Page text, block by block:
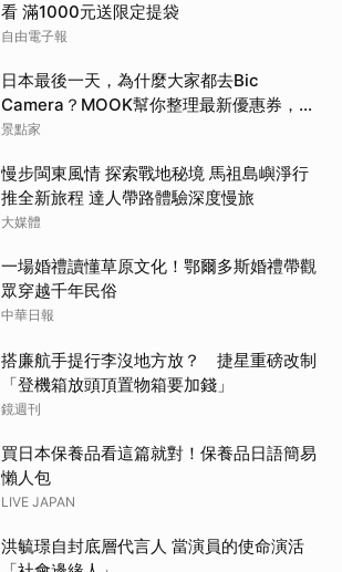
看 滿1000元送限定提袋
自由電子報
日本最後一天，為什麼大家都去Bic
Camera？MOOK幫你整理最新優惠券，行
前趕快存手機，結帳直接用，最高省10%
景點家
慢步閩東風情 探索戰地秘境 馬祖島嶼淨行
推全新旅程 達人帶路體驗深度慢旅
大媒體
一場婚禮讀懂草原文化！鄂爾多斯婚禮帶觀
眾穿越千年民俗
中華日報
搭廉航手提行李沒地方放？ 捷星重磅改制
「登機箱放頭頂置物箱要加錢」
鏡週刊
買日本保養品看這篇就對！保養品日語簡易
懶人包
LIVE JAPAN
洪毓璟自封底層代言人 當演員的使命演活